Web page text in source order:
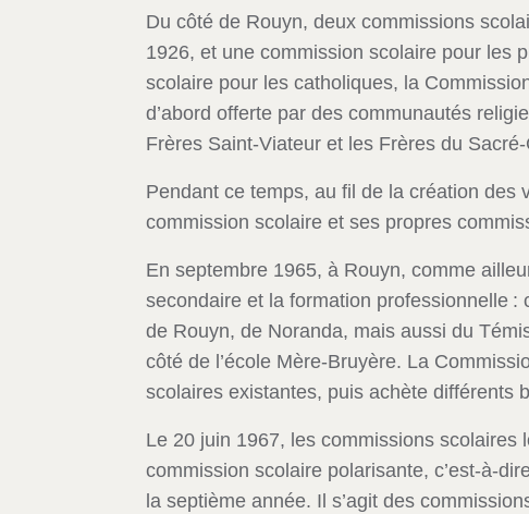
Du côté de Rouyn, deux commissions
1926, et une commission scolaire pour les
scolaire pour les catholiques, la
d’abord offerte par des communautés
Frères Saint-Viateur et les Frères du
Pendant ce temps, au fil de la création des
commission scolaire et ses propres
En septembre 1965, à Rouyn, comme
secondaire et la formation professionnelle
de Rouyn, de Noranda, mais aussi du
côté de l’école Mère-Bruyère. La
scolaires existantes, puis achète différents
Le 20 juin 1967, les commissions scolaires
commission scolaire polarisante, c’est-à-
la septième année. Il s’agit des